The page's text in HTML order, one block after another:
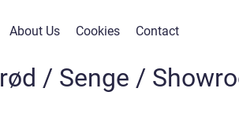
About Us Cookies Contact
/ Senge /